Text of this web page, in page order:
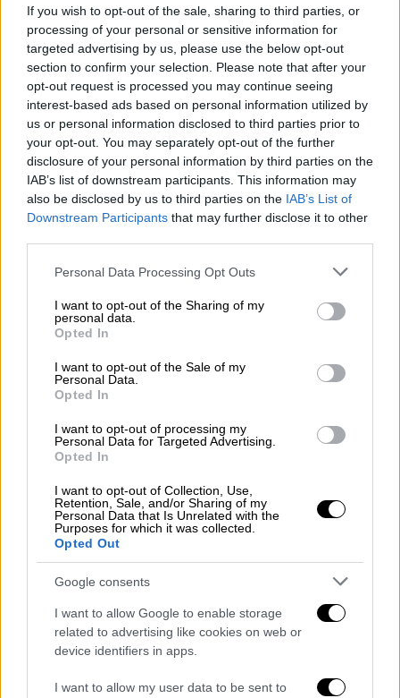
If you wish to opt-out of the sale, sharing to third parties, or
processing of your personal or sensitive information for
targeted advertising by us, please use the below opt-out
section to confirm your selection. Please note that after your
opt-out request is processed you may continue seeing
interest-based ads based on personal information utilized by
us or personal information disclosed to third parties prior to
your opt-out. You may separately opt-out of the further
disclosure of your personal information by third parties on the
IAB’s list of downstream participants. This information may
also be disclosed by us to third parties on the IAB’s List of
Downstream Participants that may further disclose it to other
Please note that this website/app uses one or more Google
not limited to your visit or usage behaviour. You may click to
grant or deny consent to Google and its third-party tags to
use your data for below specified purposes in below Google
consent section.
Personal Data Processing Opt Outs
I want to opt-out of the Sharing of my
personal data.
Opted In
I want to opt-out of the Sale of my
Personal Data.
Opted In
I want to opt-out of processing my
Personal Data for Targeted Advertising.
Opted In
I want to opt-out of Collection, Use,
Retention, Sale, and/or Sharing of my
Personal Data that Is Unrelated with the
Purposes for which it was collected.
Opted Out
Google consents
I want to allow Google to enable storage
related to advertising like cookies on web or
device identifiers in apps.
I want to allow my user data to be sent to
Χράντετς Κράλοβε ή Μπεσίκτας οι
Πράσινοι
Οι Πράσινοι θα πρέπει να ξεπεράσουν το
εμπόδιο της ΤΣΣΚΑ Σόφιας 1948 στον 3ο
προκριματικό πριν από τα playoffs
Αθλητισμός|03.08.2026 14:20
Η κλήρωση του ΟΦΗ στα playoffs του
Europa League: Με Μακάμπι Τελ Αβίβ ή
ΤΣΣΚΑ Σόφιας οι Κρητικοί
Ο ΟΦΗ έχει εξασφαλισμένη παρουσία σε
League Phase